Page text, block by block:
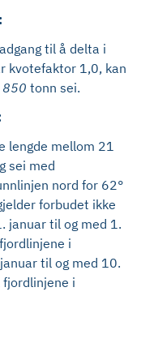
til å delta i
kvotefaktor 1,0, kan
850 tonn sei.
lengde mellom 21
sei med
nord for 62°
forbudet ikke
januar til og med 1.
i
til og med 10.
i